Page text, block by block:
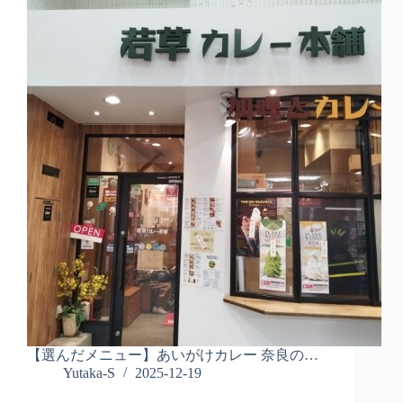
【選んだメニュー】あいがけカレー 奈良の…
Yutaka-S
2025-12-19